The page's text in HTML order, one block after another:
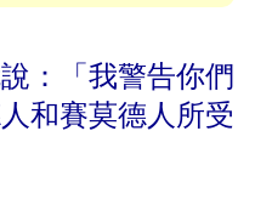
：「我警告你們
和賽莫德人所受